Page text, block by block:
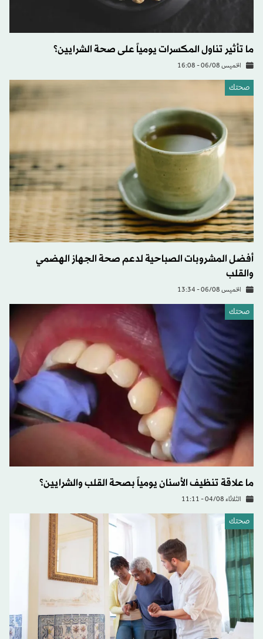
ما تأثير تناول المكسرات يومياً على صحة الشرايين؟
الخميس 06/08 - 16:08
صحتك
أفضل المشروبات الصباحية لدعم صحة الجهاز الهضمي
والقلب
الخميس 06/08 - 13:34
صحتك
ما علاقة تنظيف الأسنان يومياً بصحة القلب والشرايين؟
الثلاثاء 04/08 - 11:11
صحتك